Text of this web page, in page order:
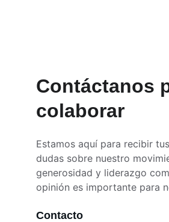
Contáctanos
colaborar
Estamos aquí para recibir
dudas sobre nuestro
generosidad y liderazgo
opinión es importante para
Contacto